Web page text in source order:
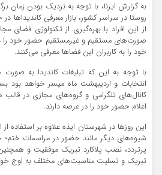
به گزارش ایزنا، با توجه به نزدیک بودن زمان
روستا در سراسر کشور، بازار معرفی
از این افراد با بهره‌گیری از تکنولوژی فضای
صورت‌های مستقیم و غیرمستقیم حضور خود را
خود را به کاربران این فضاها معرفی می‌کنند.
با توجه به این که تبلیغات کاندیدا به
انتخابات و اردیبهشت ماه میسر خواهد بود
کانال‌های تلگرامی و گروه‌های مجازی در قالب
اعلام حضور خود را در عرصه دارند.
این روزها در شهرستان ایذه علاوه بر استفاده
شیوه‌های دیگر مانند حضور در مراسمات ختم؛
پرتردد، نصب پلاکارد تبریک موفقیت و
تبریک و تسلیت مناسبت‌های مختلف به اوج